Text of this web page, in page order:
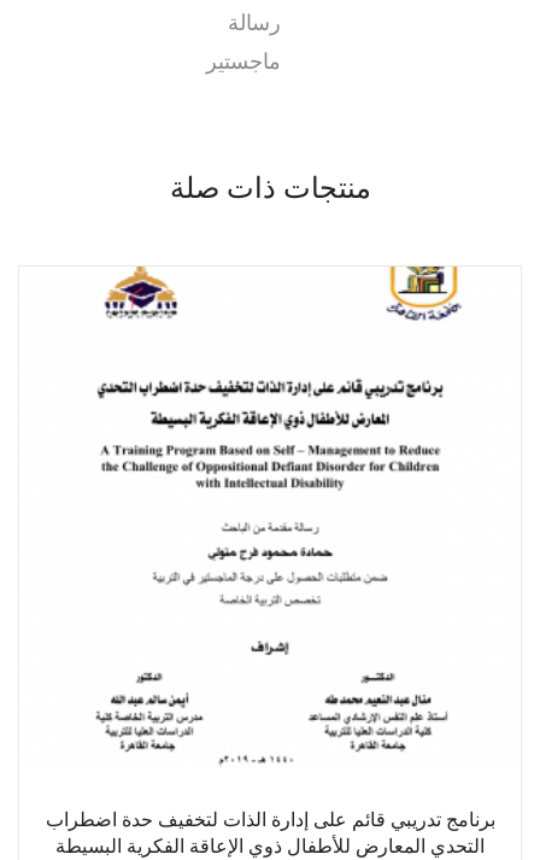
رسالة
ماجستير
منتجات ذات صلة
برنامج تدريبي قائم على إدارة الذات لتخفيف حدة اضطراب
التحدي المعارض للأطفال ذوي الإعاقة الفكرية البسيطة